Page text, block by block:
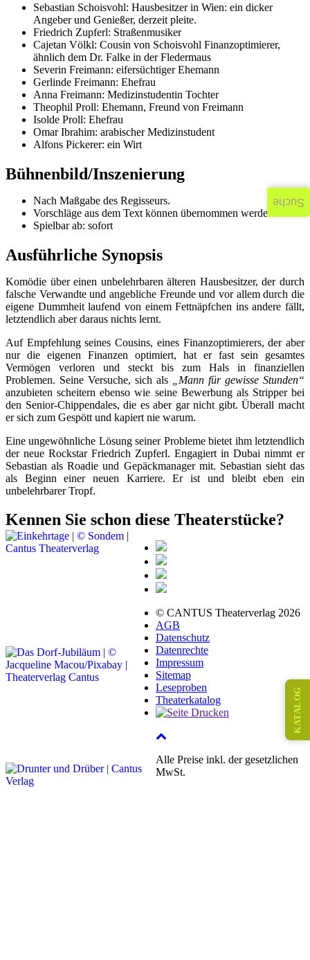
Sebastian Schoisvohl: Hausbesitzer in Wien: ein dicker
Angeber und Genießer, derzeit pleite.
Friedrich Zupferl: Straßenmusiker
Cajetan Völkl: Cousin von Schoisvohl Finanzoptimierer,
ähnlich dem Dr. Falke in der Fledermaus
Severin Freimann: eifersüchtiger Ehemann
Gerlinde Freimann: Ehefrau
Anna Freimann: Medizinstudentin Tochter
Theophil Proll: Ehemann, Freund von Freimann
Isolde Proll: Ehefrau
Omar Ibrahim: arabischer Medizinstudent
Alfons Pickerer: ein Wirt
Bühnenbild/Inszenierung
Nach Maßgabe des Regisseurs.
Vorschläge aus dem Text können übernommen werden.
Spielbar ab: sofort
Ausführliche Synopsis
Komödie über einen unbelehrbaren älteren Hausbesitzer, der durch
falsche Verwandte und angebliche Freunde und vor allem durch die
eigene Dummheit laufend von einem Fettnäpfchen ins andere fällt,
letztendlich aber daraus nichts lernt.
Auf Empfehlung seines Cousins, eines Finanzoptimierers, der aber
nur die eigenen Finanzen optimiert, hat er fast sein gesamtes
Vermögen verloren und steckt bis zum Hals in finanziellen
Problemen. Seine Versuche, sich als
„Mann für gewisse Stunden“
anzubieten scheitern ebenso wie seine Bewerbung als Stripper bei
den Senior-Chippendales, die es aber gar nicht gibt. Überall macht
er sich zum Gespött und kapiert nie warum.
Eine ungewöhnliche Lösung seiner Probleme bietet ihm letztendlich
der neue Rockstar Friedrich Zupferl. Engagiert in Dubai nimmt er
Sebastian als Roadie und Gepäckmanager mit. Sebastian sieht das
als Beginn einer neuen Karriere. Er ist und bleibt eben ein
unbelehrbarer Tropf.
Kennen Sie schon diese Theaterstücke?
© CANTUS Theaterverlag 2026
AGB
Datenschutz
Datenrechte
Impressum
Sitemap
Leseproben
Theaterkatalog
Alle Preise inkl. der gesetzlichen
MwSt.
KATALOG
Suche